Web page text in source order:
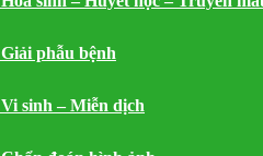
phẫu bệnh
sinh – Miễn dịch